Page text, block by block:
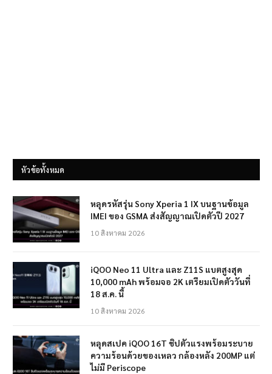
หัวข้อทั้งหมด
หลุดรหัสรุ่น Sony Xperia 1 IX บนฐานข้อมูล
IMEI ของ GSMA ส่งสัญญาณเปิดตัวปี 2027
10 สิงหาคม 2026
iQOO Neo 11 Ultra และ Z11S แบตสูงสุด
10,000 mAh พร้อมจอ 2K เตรียมเปิดตัววันที่
18 ส.ค. นี้
10 สิงหาคม 2026
หลุดสเปค iQOO 16T ชิปตัวแรงพร้อมระบาย
ความร้อนด้วยของเหลว กล้องหลัง 200MP แต่
ไม่มี Periscope